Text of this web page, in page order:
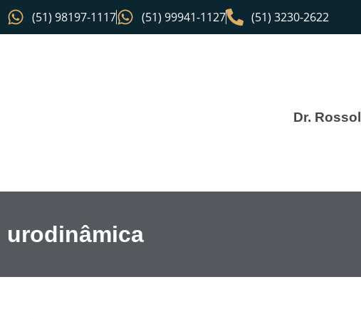
(51) 98197-1117 (51) 99941-1127 (51) 3230-2622
Dr. Rossol
urodinâmica